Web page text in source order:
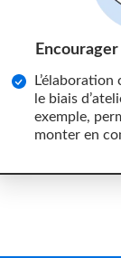
le biais
exemple,
monter en